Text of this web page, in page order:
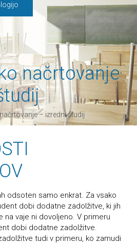
načrtovanje
– izredni študij
odsoten samo enkrat. Za vsako
dobi dodatne zadolžitve, ki jih
na vaje ni dovoljeno. V primeru
dobi dodatne zadolžitve.
tudi v primeru, ko zamudi